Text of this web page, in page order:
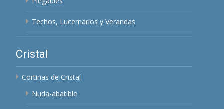
Techos, Lucernarios y Verandas
Cristal
Cortinas de Cristal
Nuda-abatible